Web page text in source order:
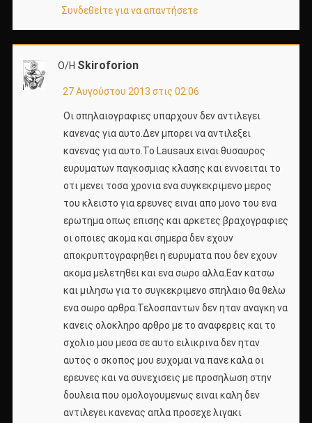
Συνδεθείτε για να απαντήσετε
Ο/Η Skiroforion
27 Αυγούστου 2013 στις 02:06
Οι σπηλαιογραφιες υπαρχουν δεν αντιλεγει
κανενας για αυτο.Δεν μπορει να αντιλεξει
κανενας για αυτο.Το Lausaux ειναι θυσαυρος
ευρυματων παγκοσμιας κλασης και εννοειται το
οτι μενει τοσα χρονια ενα συγκεκριμενο μερος
του κλειστο για ερευνες ειναι απο μονο του ενα
ερωτημα οπως επισης και αρκετες βραχογραφιες
οι οποιες ακομα και σημερα δεν εχουν
αποκρυπτογραφηθει η ευρυματα που δεν εχουν
ακομα μελετηθει και ενα σωρο αλλα.Εαν κατσω
και μιλησω για το συγκεκριμενο σπηλαιο θα θελω
ενα σωρο αρθρα.Τελοσπαντων δεν ηταν αναγκη να
κανεις ολοκληρο αρθρο με το αναφερεις και το
σχολιο μου μεσα σε αυτο ειλικρινα δεν ηταν
αυτος ο σκοπος μου ευχομαι να πανε καλα οι
ερευνες και να συνεχισεις με προσηλωση στην
δουλεια που ομολογουμενως ειναι καλη δεν
αντιλεγει κανενας απλα προσεχε λιγακι